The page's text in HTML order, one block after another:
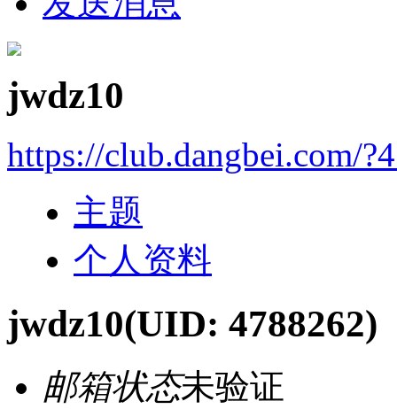
jwdz10
https://club.dangbei.com/
主题
个人资料
jwdz10(UID: 4788262)
邮箱状态未验证